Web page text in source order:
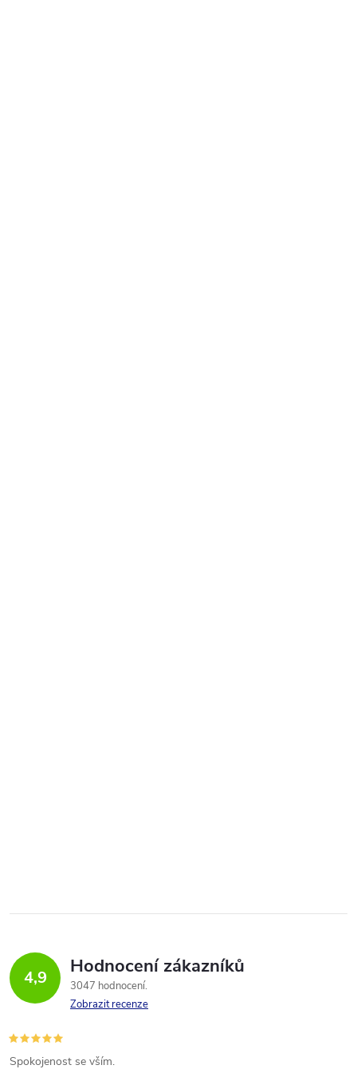
4,9 Hodnocení zákazníků
3047 hodnocení
Zobrazit recenze
Spokojenost se vším.